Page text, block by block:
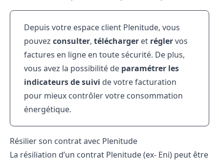
Depuis votre espace client Plenitude, vous
pouvez consulter, télécharger et réglervos
factures en ligne en toute sécurité. De plus,
vous avez la possibilité de paramétrer les
indicateurs de suivi de votre facturation
pour mieux contrôler votre consommation
énergétique.
Résilier son contrat avec Plenitude
La résiliation d’un contrat Plenitude (ex- Eni) peut être